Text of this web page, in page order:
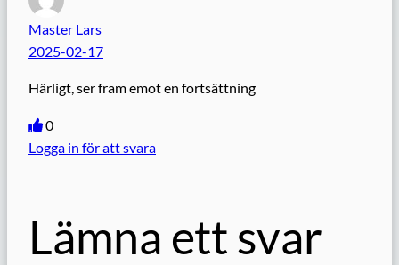
Master Lars
2025-02-17
Härligt, ser fram emot en fortsättning
0
Logga in för att svara
Lämna ett svar